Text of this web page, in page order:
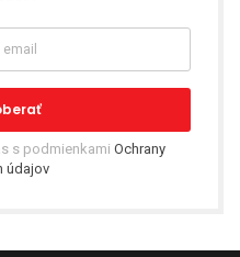
s podmienkami Ochrany
údajov